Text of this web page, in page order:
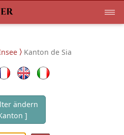
Kanton de Sia
ändern
]